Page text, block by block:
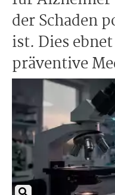
der Schaden
ist. Dies
präventive